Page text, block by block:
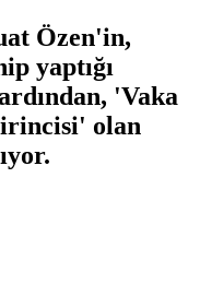
Özen'in,
yaptığı
'Vaka
olan